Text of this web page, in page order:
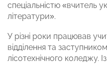
спеціальністю «вчитель
літератури».
У різні роки працював
відділення та
лісотехнічного коледжу.